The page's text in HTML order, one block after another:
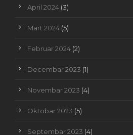
April 2024 (3)
Mart 2024 (5)
Februar 2024 (2)
Decembar 2023 (1)
Novembar 2023 (4)
Oktobar 2023 (5)
Septembar 2023 (4)